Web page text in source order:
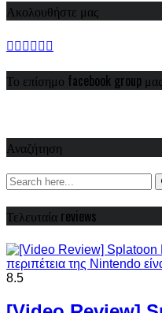
Ακολουθήστε μας
Το επίσημο facebook group
Αναζήτηση
Τελευταία reviews
8.5